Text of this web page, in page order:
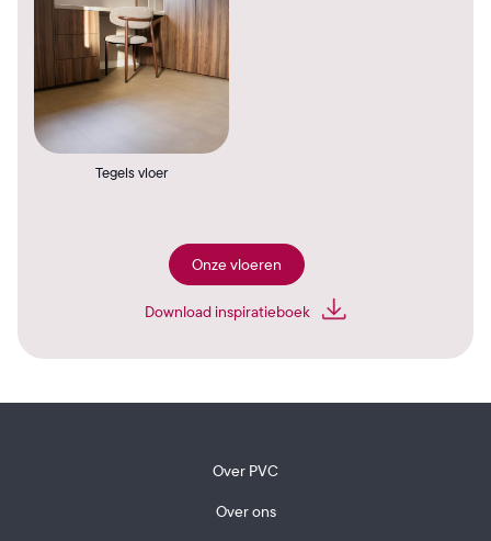
Tegels vloer
Onze vloeren
Download inspiratieboek
Over PVC
Over ons